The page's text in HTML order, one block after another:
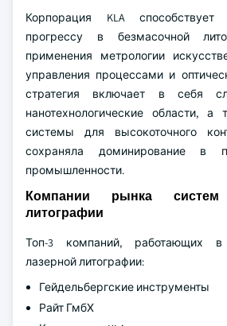
Корпорация KLA способствует
прогрессу в безмасочной
применения метрологии
управления процессами и
стратегия включает в себя
нанотехнологические области, а
системы для высокоточного
сохраняла доминирование в
промышленности.
Компании рынка систем
литографии
Топ-3 компаний, работающих
лазерной литографии:
Гейдельбергские инструменты
Райт ГмбХ